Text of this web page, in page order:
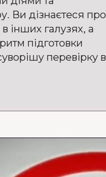
Ви дізнаєтеся про
в інших галузях, а
підготовки
перевірку в